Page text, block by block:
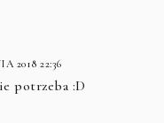
2018 22:36
potrzeba :D